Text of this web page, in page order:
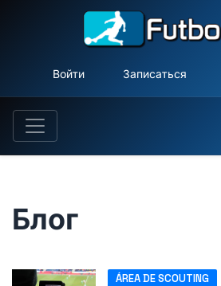
Войти Записаться
Блог
ÁREA DE SCOUTING